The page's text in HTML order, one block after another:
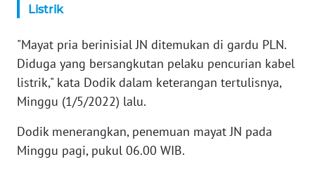
Listrik
"Mayat pria berinisial JN ditemukan di gardu PLN.
Diduga yang bersangkutan pelaku pencurian kabel
listrik," kata Dodik dalam keterangan tertulisnya,
Minggu (1/5/2022) lalu.
Dodik menerangkan, penemuan mayat JN pada
Minggu pagi, pukul 06.00 WIB.
WN
WN
JAKARTA
JABAR